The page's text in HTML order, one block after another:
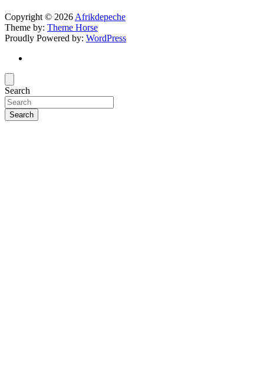
Copyright © 2026 Afrikdepeche
Theme by: Theme Horse
Proudly Powered by: WordPress
Search
Search